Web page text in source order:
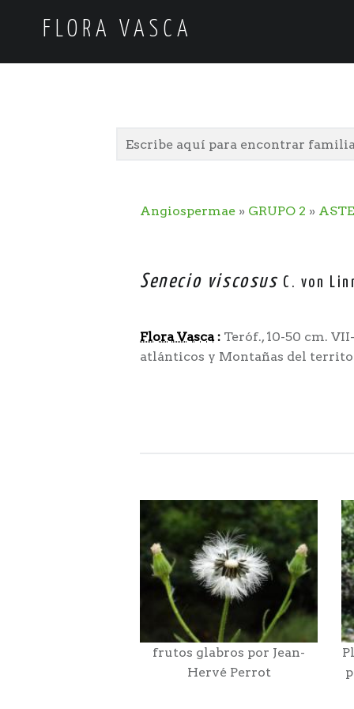
FLORA VASCA
Angiospermae » GRUPO 2 »
Senecio viscosus C. von
Flora Vasca: Teróf., 10-50 cm.
atlánticos y Montañas del
frutos glabros por Jean-
Hervé Perrot